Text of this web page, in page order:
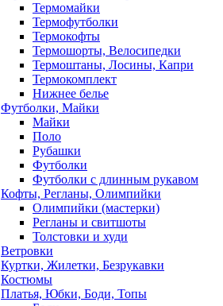
Термомайки
Термофутболки
Термокофты
Термошорты, Велосипедки
Термоштаны, Лосины, Капри
Термокомплект
Нижнее белье
Футболки, Майки
Майки
Поло
Рубашки
Футболки
Футболки с длинным рукавом
Кофты, Регланы, Олимпийки
Олимпийки (мастерки)
Регланы и свитшоты
Толстовки и худи
Ветровки
Куртки, Жилетки, Безрукавки
Костюмы
Платья, Юбки, Боди, Топы